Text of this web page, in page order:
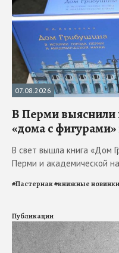
07.08.2026
В Перми
«дома с
В свет вышла книга «Дом
Перми и академической
#Пастернак#книжные новинки
Публикации